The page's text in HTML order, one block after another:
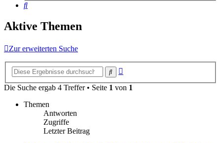
Suche
Aktive Themen
Zur erweiterten Suche
Suche
Die Suche ergab 4 Treffer • Seite 1 von 1
Themen
Antworten
Zugriffe
Letzter Beitrag